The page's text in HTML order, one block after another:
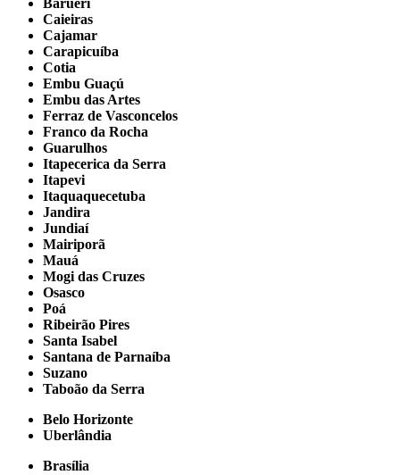
Barueri
Caieiras
Cajamar
Carapicuíba
Cotia
Embu Guaçú
Embu das Artes
Ferraz de Vasconcelos
Franco da Rocha
Guarulhos
Itapecerica da Serra
Itapevi
Itaquaquecetuba
Jandira
Jundiaí
Mairiporã
Mauá
Mogi das Cruzes
Osasco
Poá
Ribeirão Pires
Santa Isabel
Santana de Parnaíba
Suzano
Taboão da Serra
Belo Horizonte
Uberlândia
Brasília